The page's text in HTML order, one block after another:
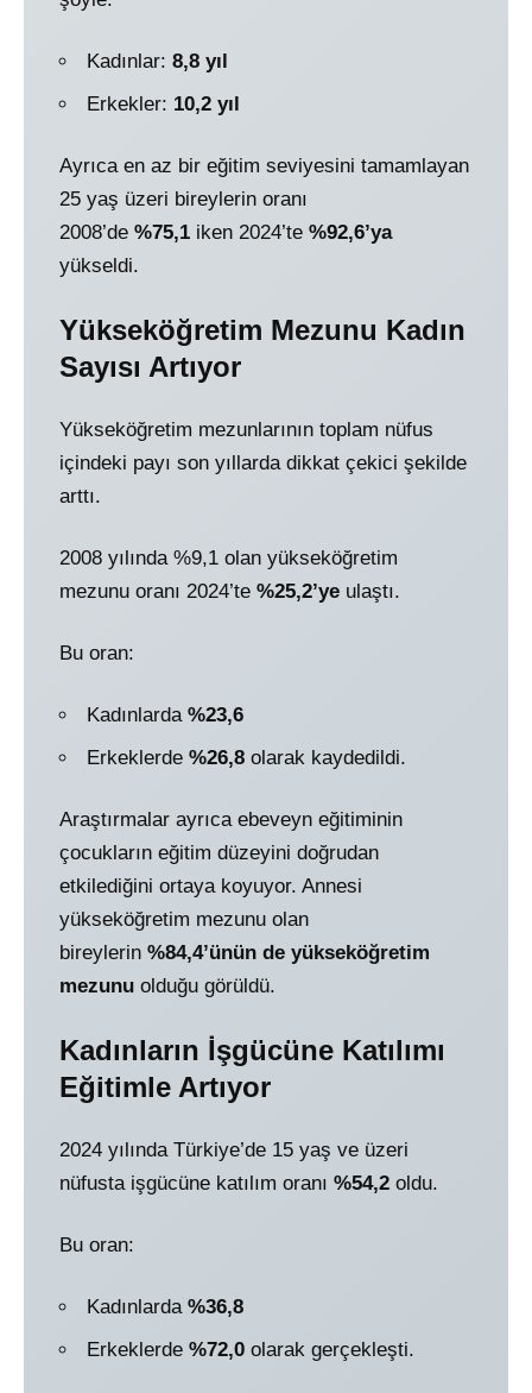
Kadınlar: 8,8 yıl
Erkekler: 10,2 yıl
Ayrıca en az bir eğitim seviyesini tamamlayan
25 yaş üzeri bireylerin oranı
2008’de %75,1 iken 2024’te %92,6’ya
yükseldi.
Yükseköğretim Mezunu Kadın
Sayısı Artıyor
Yükseköğretim mezunlarının toplam nüfus
içindeki payı son yıllarda dikkat çekici şekilde
arttı.
2008 yılında %9,1 olan yükseköğretim
mezunu oranı 2024’te %25,2’ye ulaştı.
Bu oran:
Kadınlarda %23,6
Erkeklerde %26,8 olarak kaydedildi.
Araştırmalar ayrıca ebeveyn eğitiminin
çocukların eğitim düzeyini doğrudan
etkilediğini ortaya koyuyor. Annesi
yükseköğretim mezunu olan
bireylerin %84,4’ünün de yükseköğretim
mezunu olduğu görüldü.
Kadınların İşgücüne Katılımı
Eğitimle Artıyor
2024 yılında Türkiye’de 15 yaş ve üzeri
nüfusta işgücüne katılım oranı %54,2 oldu.
Bu oran:
Kadınlarda %36,8
Erkeklerde %72,0 olarak gerçekleşti.